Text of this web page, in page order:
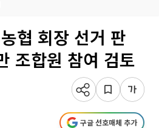
협 회장 선거 판
조합원 참여 검토
구글 선호매체 추가